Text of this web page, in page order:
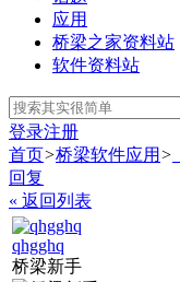
应用
桥梁之家资料站
软件资料站
登录注册
首页>桥梁软件应用 >
回复
« 返回列表
qhgghq
桥梁新手